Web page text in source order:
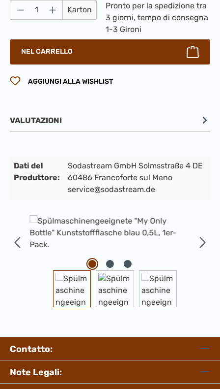
Salta la galleria di immagini
Quantità del prodotto: inserisci la
Karton
Pronto per la spedizione tra
3 giorni, tempo di consegna
1-3 Gironi
NEL CARRELLO
AGGIUNGI ALLA WISHLIST
VALUTAZIONI
Dati del
Produttore:
Sodastream GmbH Solmsstraße 4 DE
60486 Francoforte sul Meno
service@sodastream.de
Contatto:
Note Legali: